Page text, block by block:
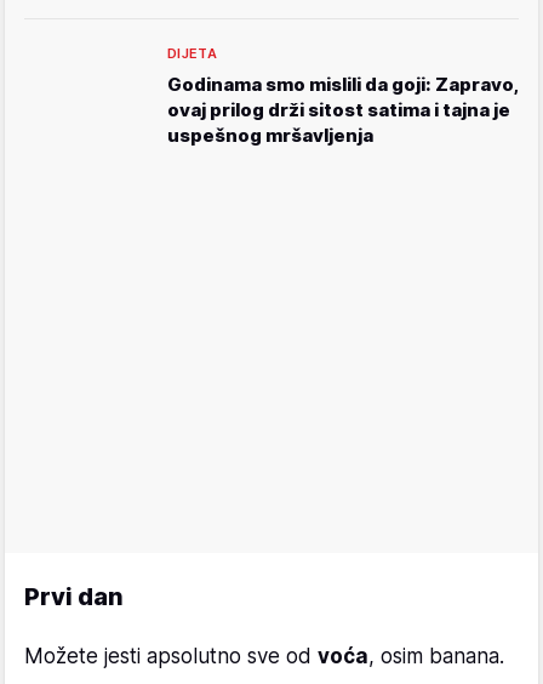
DIJETA
Godinama smo mislili da goji: Zapravo,
ovaj prilog drži sitost satima i tajna je
uspešnog mršavljenja
Prvi dan
Možete jesti apsolutno sve od voća, osim banana.